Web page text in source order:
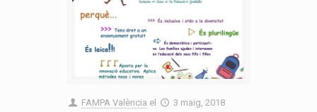
FAMPA València el 3 maig, 2018